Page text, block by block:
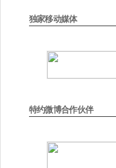
独家移动媒体
特约微博合作伙伴